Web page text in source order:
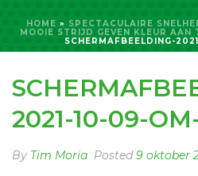
HOME » SPECTACULAIRE
MOOIE STRIJD GEVEN KLEUR
SCHERMAFBEELDING-
2021-10-09-
By Tim Moria Posted9 oktober